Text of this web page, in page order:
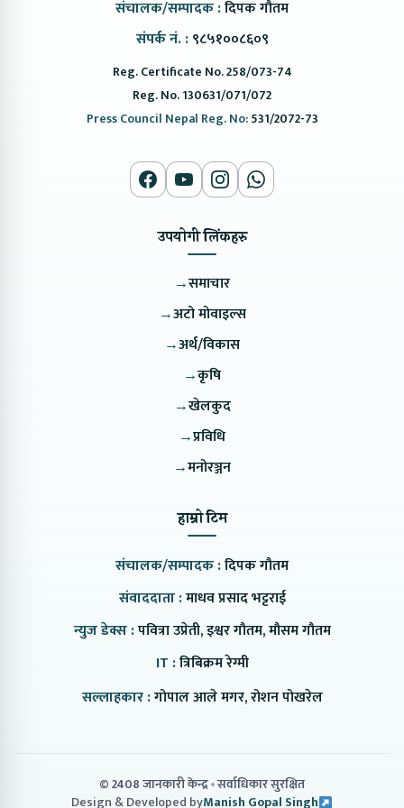
संचालक/सम्पादक :दिपक गौतम
संपर्क नं. : ९८५१००८६०९
Reg. Certificate No. 258/073-74
Reg. No. 130631/071/072
Press Council Nepal Reg. No:531/2072-73
उपयोगी लिंकहरु
→समाचार
→अटो मोवाइल्स
→अर्थ/विकास
→कृषि
→खेलकुद
→प्रविधि
→मनोरञ्जन
हाम्रो टिम
संचालक/सम्पादक :दिपक गौतम
संवाददाता :माधव प्रसाद भट्टराई
न्युज डेक्स :पवित्रा उप्रेती, इश्वर गौतम, मौसम गौतम
IT :त्रिबिक्रम रेग्मी
सल्लाहकार :गोपाल आले मगर, रोशन पोखरेल
© 2408 जानकारी केन्द्र सर्वाधिकार सुरक्षित
Design & Developed byManish Gopal Singh